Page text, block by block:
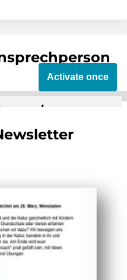
from YouTube,
Activate once